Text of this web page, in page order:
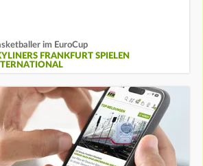
im EuroCup
FRANKFURT SPIELEN